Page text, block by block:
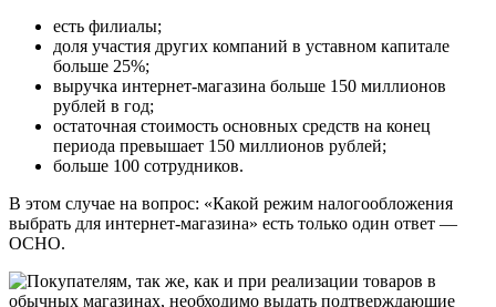
есть филиалы;
доля участия других компаний в уставном капитале
больше 25%;
выручка интернет-магазина больше 150 миллионов
рублей в год;
остаточная стоимость основных средств на конец
периода превышает 150 миллионов рублей;
больше 100 сотрудников.
В этом случае на вопрос: «Какой режим налогообложения
выбрать для интернет-магазина» есть только один ответ —
ОСНО.